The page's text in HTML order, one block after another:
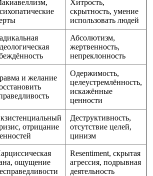
Хитрость,
скрытность, умение
использовать людей
Абсолютизм,
жертвенность,
непреклонность
и желание
Одержимость,
целеустремлённость,
искажённые
ценности
отрицание
Деструктивность,
отсутствие целей,
цинизм
ощущение
Resentiment, скрытая
агрессия, подрывная
деятельность